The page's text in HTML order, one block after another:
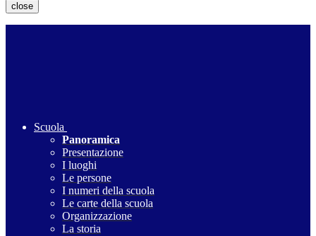
close
Scuola
Panoramica
Presentazione
I luoghi
Le persone
I numeri della scuola
Le carte della scuola
Organizzazione
La storia